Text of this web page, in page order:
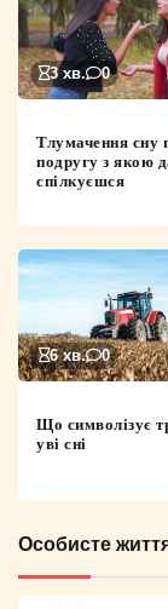
3 хв. 0
Тлумачення сну
подругу з якою
спілкуєшся
6 хв. 0
Що символізує
уві сні
Особисте